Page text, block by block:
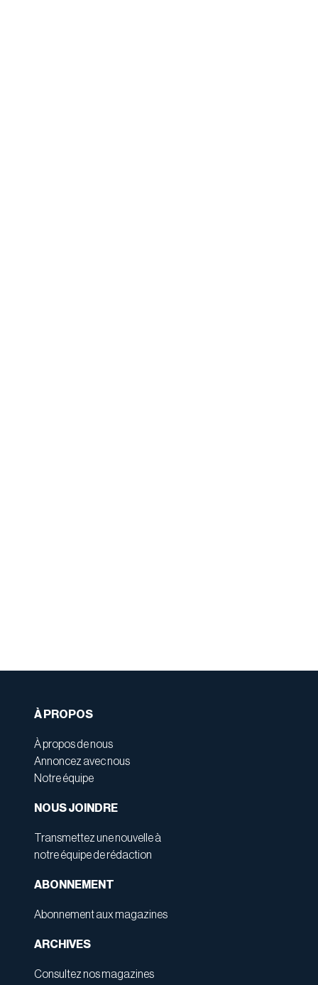
À PROPOS
À propos de nous
Annoncez avec nous
Notre équipe
NOUS JOINDRE
Transmettez une nouvelle à
notre équipe de rédaction
ABONNEMENT
Abonnement aux magazines
ARCHIVES
Consultez nos magazines